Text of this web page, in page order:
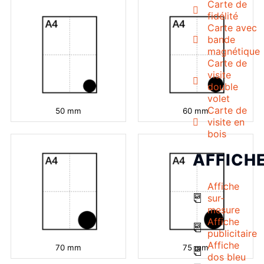
Carte de
fidélité
Carte avec
bande
magnétique
Carte de
visite
double
volet
Carte de
visite en
bois
Affiche
sur-
mesure
Affiche
publicitaire
Affiche
dos bleu
50 mm 60 mm
70 mm 75 mm